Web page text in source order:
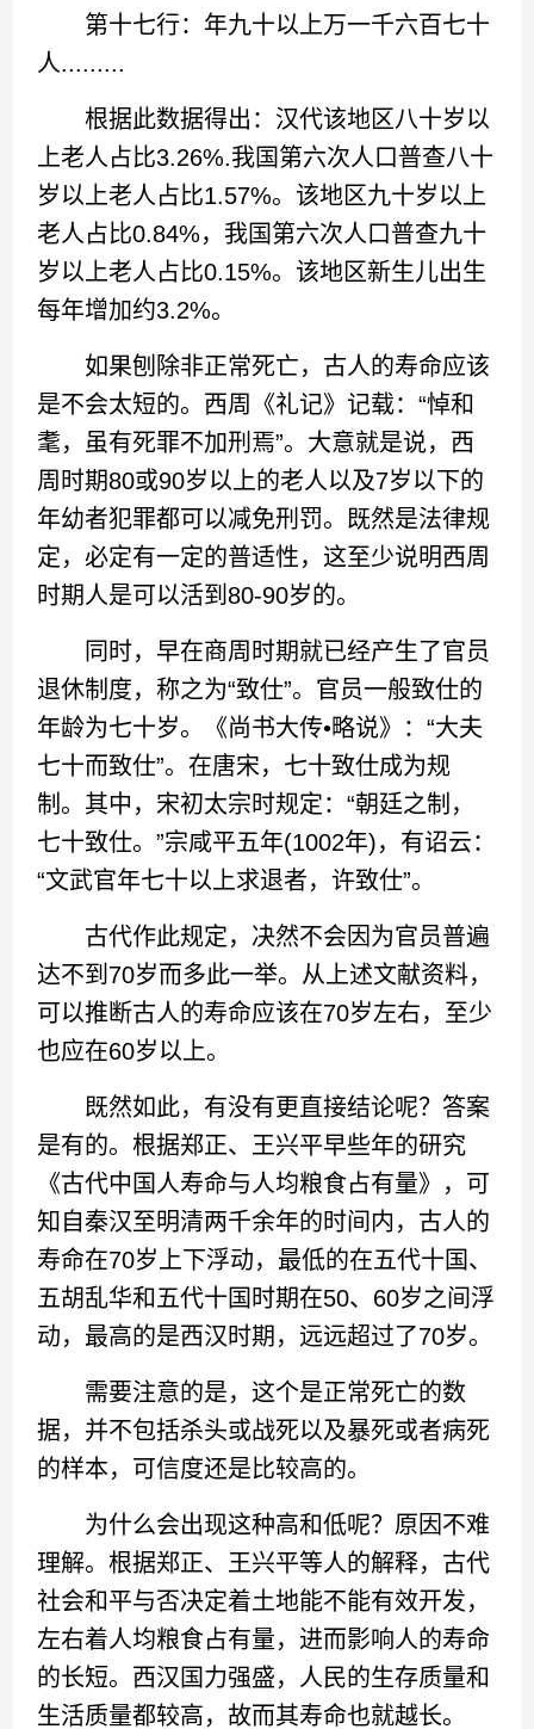
第十七行：年九十以上万一千六百七十
人.........
根据此数据得出：汉代该地区八十岁以
上老人占比3.26%.我国第六次人口普查八十
岁以上老人占比1.57%。该地区九十岁以上
老人占比0.84%，我国第六次人口普查九十
岁以上老人占比0.15%。该地区新生儿出生
每年增加约3.2%。
如果刨除非正常死亡，古人的寿命应该
是不会太短的。西周《礼记》记载：“悼和
耄，虽有死罪不加刑焉”。大意就是说，西
周时期80或90岁以上的老人以及7岁以下的
年幼者犯罪都可以减免刑罚。既然是法律规
定，必定有一定的普适性，这至少说明西周
时期人是可以活到80-90岁的。
同时，早在商周时期就已经产生了官员
退休制度，称之为“致仕”。官员一般致仕的
年龄为七十岁。《尚书大传•略说》：“大夫
七十而致仕”。在唐宋，七十致仕成为规
制。其中，宋初太宗时规定：“朝廷之制，
七十致仕。”宗咸平五年(1002年)，有诏云：
“文武官年七十以上求退者，许致仕”。
古代作此规定，决然不会因为官员普遍
达不到70岁而多此一举。从上述文献资料，
可以推断古人的寿命应该在70岁左右，至少
也应在60岁以上。
既然如此，有没有更直接结论呢？答案
是有的。根据郑正、王兴平早些年的研究
《古代中国人寿命与人均粮食占有量》，可
知自秦汉至明清两千余年的时间内，古人的
寿命在70岁上下浮动，最低的在五代十国、
五胡乱华和五代十国时期在50、60岁之间浮
动，最高的是西汉时期，远远超过了70岁。
需要注意的是，这个是正常死亡的数
据，并不包括杀头或战死以及暴死或者病死
的样本，可信度还是比较高的。
为什么会出现这种高和低呢？原因不难
理解。根据郑正、王兴平等人的解释，古代
社会和平与否决定着土地能不能有效开发，
左右着人均粮食占有量，进而影响人的寿命
的长短。西汉国力强盛，人民的生存质量和
生活质量都较高，故而其寿命也就越长。